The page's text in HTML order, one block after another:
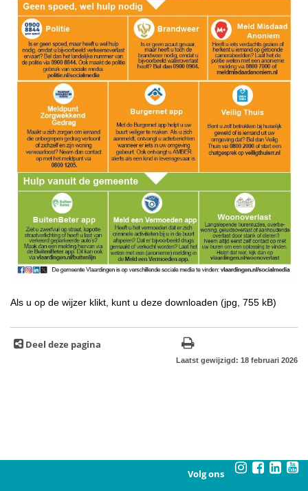
Als u op de wijzer klikt, kunt u deze downloaden (jpg, 755 kB)
Deel deze pagina
Laatst gewijzigd: 18 februari 2026
Volg ons